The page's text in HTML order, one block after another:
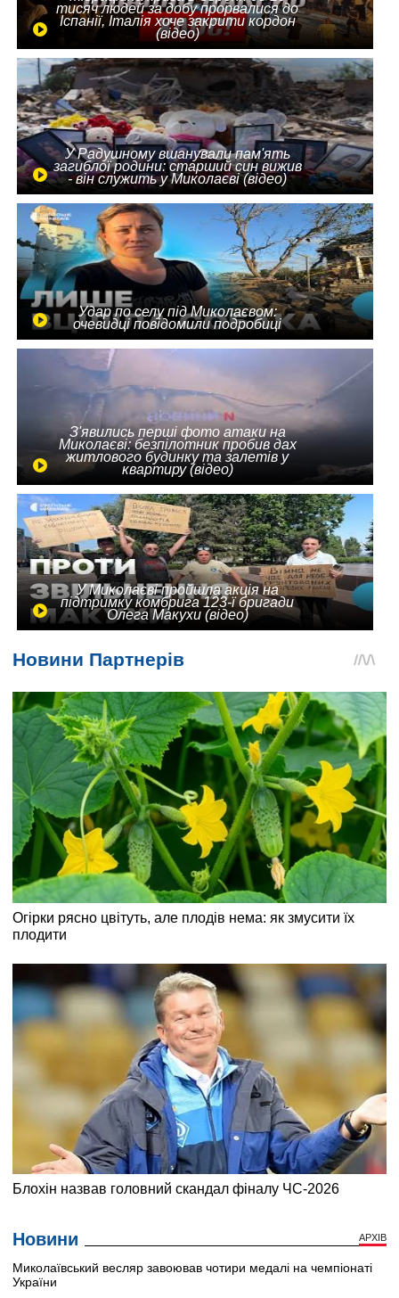
тисяч людей за добу прорвалися до
Іспанії, Італія хоче закрити кордон
(відео)
У Радушному вшанували пам'ять
загиблої родини: старший син вижив
- він служить у Миколаєві (відео)
Удар по селу під Миколаєвом:
очевидці повідомили подробиці
З'явились перші фото атаки на
Миколаєві: безпілотник пробив дах
житлового будинку та залетів у
квартиру (відео)
У Миколаєві пройшла акція на
підтримку комбрига 123-ї бригади
Олега Макухи (відео)
Новини АРХІВ
Миколаївський весляр завоював чотири медалі на чемпіонаті
України